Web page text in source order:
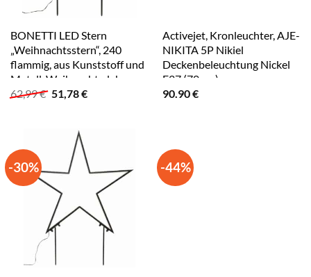
BONETTI LED Stern
„Weihnachtsstern“, 240
flammig, aus Kunststoff und
Metall, Weihnachtsdeko
aussen schwarz
62,99€ Ursprünglicher
Preis
51,78€Aktueller
Activejet, Kronleuchter, AJE-
NIKITA 5P Nikiel
Deckenbeleuchtung Nickel
E27 (70 cm)
90.90€
-30% -44%